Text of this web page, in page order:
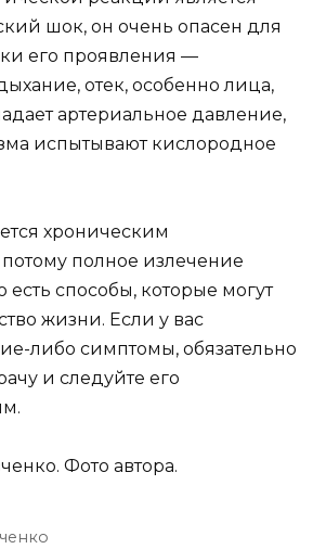
шок, он очень опасен для
его проявления —
отек, особенно лица,
артериальное давление,
испытывают кислородное
хроническим
полное излечение
есть способы, которые могут
жизни. Если у вас
либо симптомы, обязательно
и следуйте его
Фото автора.